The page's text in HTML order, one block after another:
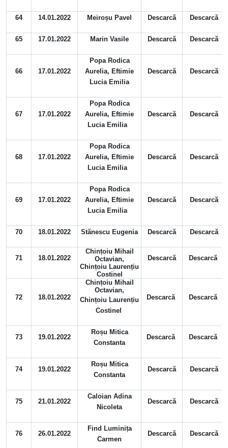
64 14.01.2022 Meiroșu Pavel Descarcă Descarcă
65 17.01.2022 Marin Vasile Descarcă Descarcă
66 17.01.2022
Popa Rodica
Aurelia, Eftimie
Lucia Emilia
Descarcă Descarcă
67 17.01.2022
Popa Rodica
Aurelia, Eftimie
Lucia Emilia
Descarcă Descarcă
68 17.01.2022
Popa Rodica
Aurelia, Eftimie
Lucia Emilia
Descarcă Descarcă
69 17.01.2022
Popa Rodica
Aurelia, Eftimie
Lucia Emilia
Descarcă Descarcă
70 18.01.2022 Stănescu Eugenia Descarcă Descarcă
71 18.01.2022
Chințoiu Mihail
Octavian,
Chințoiu Laurențiu
Costinel
Descarcă Descarcă
72 18.01.2022
Chințoiu Mihail
Octavian,
Chințoiu Laurențiu
Costinel
Descarcă Descarcă
73 19.01.2022
Roșu Mitica
Constanta
Descarcă Descarcă
74 19.01.2022
Roșu Mitica
Constanta
Descarcă Descarcă
75 21.01.2022
Caloian Adina
Nicoleta
Descarcă Descarcă
76 26.01.2022
Find Luminița
Carmen
Descarcă Descarcă